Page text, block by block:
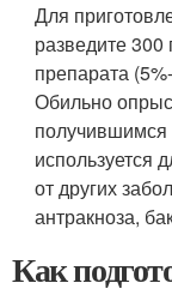
Для
разведите 300
препарата
Обильно
используется
от других
антракноза,
Как